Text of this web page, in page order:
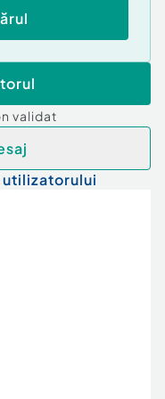
validat
utilizatorului